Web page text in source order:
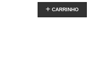
CARRINHO